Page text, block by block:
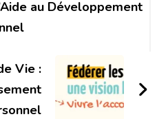
au Développement
Vie :